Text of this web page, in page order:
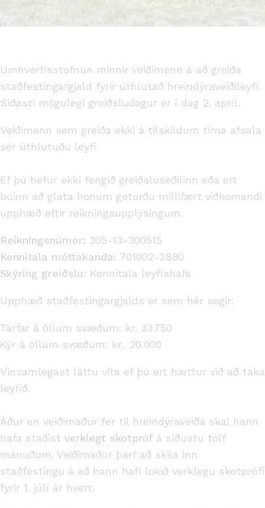
Umhverfisstofnun minnir veiðimenn á að greiða
staðfestingargjald fyrir úthlutað hreindýraveiðileyfi.
Síðasti mögulegi greiðsludagur er í dag 2. apríl.
Veiðimenn sem greiða ekki á tilskildum tíma afsala
sér úthlutuðu leyfi.
Ef þú hefur ekki fengið greiðsluseðilinn eða ert
búinn að glata honum geturðu millifært viðkomandi
upphæð eftir reikningsupplýsingum.
Reikningsnúmer: 305-13-300515
Kennitala móttakanda: 701002-2880
Skýring greiðslu: Kennitala leyfishafa
Upphæð staðfestingargjalds er sem hér segir:
Tarfar á öllum svæðum: kr. 33.750
Kýr á öllum svæðum: kr.. 20.000
Vinsamlegast láttu vita ef þú ert hættur við að taka
leyfið.
Áður en veiðimaður fer til hreindýraveiða skal hann
hafa staðist verklegt skotpróf á síðustu tólf
mánuðum. Veiðimaður þarf að skila inn
staðfestingu á að hann hafi lokið verklegu skotprófi
fyrir 1. júlí ár hvert.